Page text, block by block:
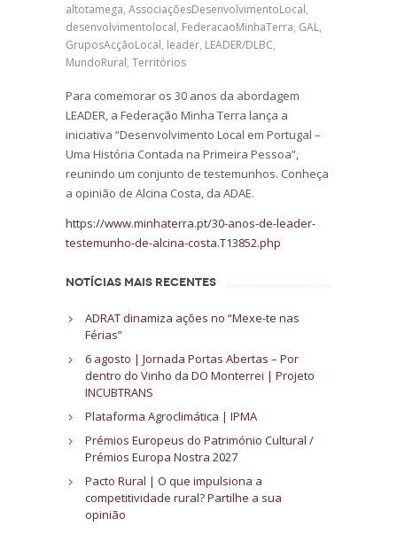
altotamega, AssociaçõesDesenvolvimentoLocal,
desenvolvimentolocal, FederacaoMinhaTerra, GAL,
GruposAcçãoLocal, leader, LEADER/DLBC,
MundoRural, Territórios
Para comemorar os 30 anos da abordagem
LEADER, a Federação Minha Terra lança a
iniciativa “Desenvolvimento Local em Portugal –
Uma História Contada na Primeira Pessoa”,
reunindo um conjunto de testemunhos. Conheça
a opinião de Alcina Costa, da ADAE.
https://www.minhaterra.pt/30-anos-de-leader-
testemunho-de-alcina-costa.T13852.php
NOTÍCIAS MAIS RECENTES
ADRAT dinamiza ações no “Mexe-te nas
Férias”
6 agosto | Jornada Portas Abertas – Por
dentro do Vinho da DO Monterrei | Projeto
INCUBTRANS
Plataforma Agroclimática | IPMA
Prémios Europeus do Património Cultural /
Prémios Europa Nostra 2027
Pacto Rural | O que impulsiona a
competitividade rural? Partilhe a sua
opinião